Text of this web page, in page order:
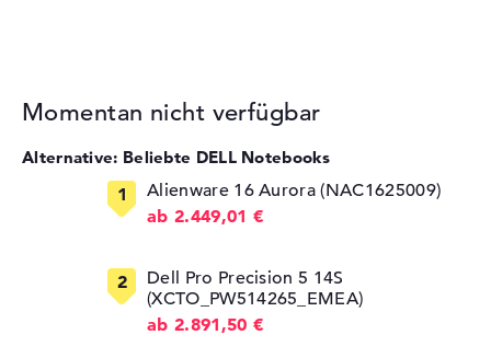
Momentan nicht verfügbar
Alternative: Beliebte DELL Notebooks
Alienware 16 Aurora (NAC1625009)
ab 2.449,01 €
Dell Pro Precision 5 14S
(XCTO_PW514265_EMEA)
ab 2.891,50 €